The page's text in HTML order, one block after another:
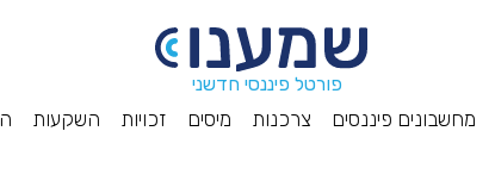
פורטל פיננסי חדשני
מחשבונים פיננסים צרכנות מיסים זכויות השקעות